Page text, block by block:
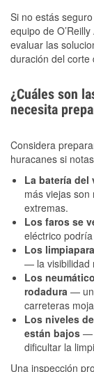
Si no estás
equipo de
evaluar las
duración del corte
¿Cuáles son
necesita
Considera
huracanes si
La batería del
más viejas
extremas.
Los faros se
eléctrico
Los
— la visibilidad
Los
rodadura —
carreteras
Los niveles
están bajos —
dificultar la
Una inspección